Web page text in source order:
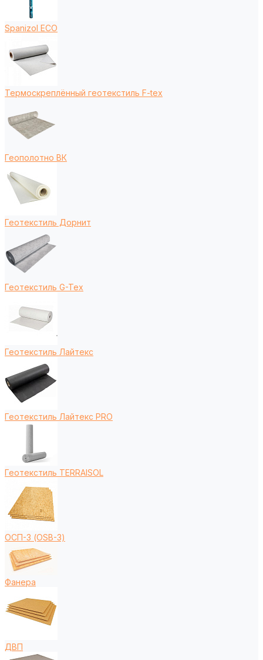
Spanizol ECO
Термоскреплённый геотекстиль F-tex
Геополотно ВК
Геотекстиль Дорнит
Геотекстиль G-Tex
Геотекстиль Лайтекс
Геотекстиль Лайтекс PRO
Геотекстиль TERRAISOL
ОСП-3 (OSB-3)
Фанера
ДВП